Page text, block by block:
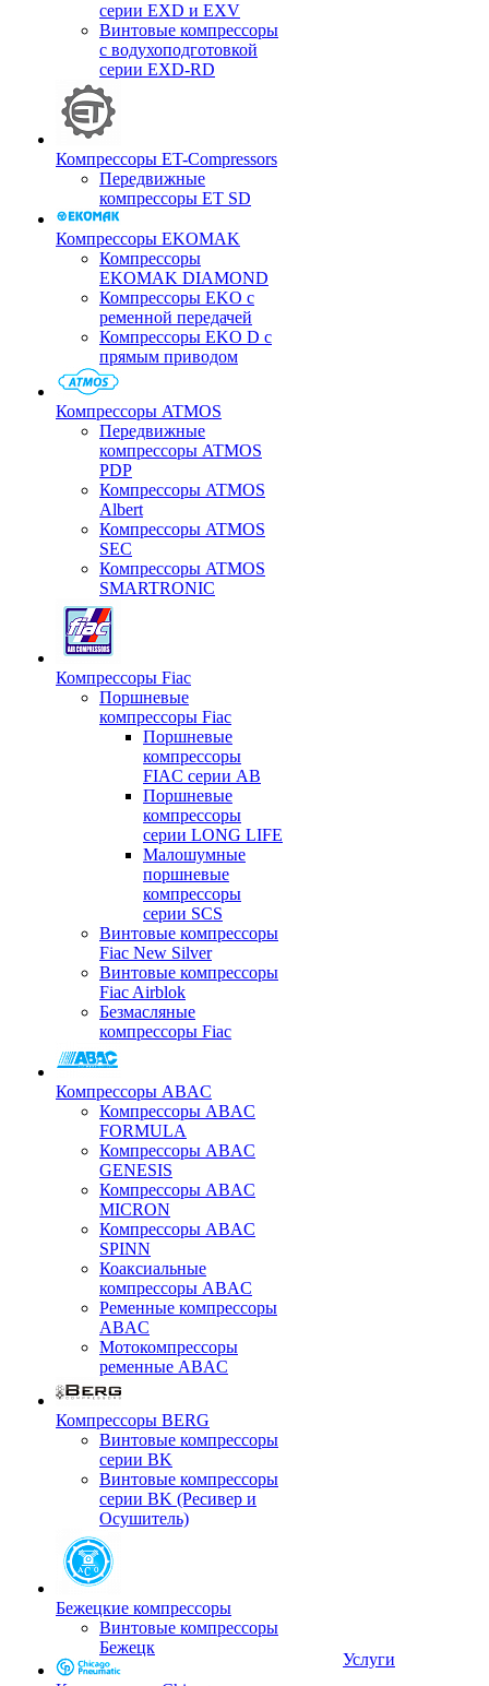
серии EXD и EXV
Винтовые компрессоры
с водухоподготовкой
серии EXD-RD
Компрессоры ET-Compressors
Передвижные
компрессоры ET SD
Компрессоры EKOMAK
Компрессоры
EKOMAK DIAMOND
Компрессоры EKO c
ременной передачей
Компрессоры EKO D с
прямым приводом
Компрессоры ATMOS
Передвижные
компрессоры ATMOS
PDP
Компрессоры ATMOS
Albert
Компрессоры ATMOS
SEC
Компрессоры ATMOS
SMARTRONIC
Компрессоры Fiac
Поршневые
компрессоры Fiac
Поршневые
компрессоры
FIAC серии AB
Поршневые
компрессоры
серии LONG LIFE
Малошумные
поршневые
компрессоры
серии SCS
Винтовые компрессоры
Fiac New Silver
Винтовые компрессоры
Fiac Airblok
Безмасляные
компрессоры Fiac
Компрессоры ABAC
Компрессоры ABAC
FORMULA
Компрессоры ABAC
GENESIS
Компрессоры ABAC
MICRON
Компрессоры ABAC
SPINN
Коаксиальные
компрессоры ABAC
Ременные компрессоры
ABAC
Мотокомпрессоры
ременные ABAC
Компрессоры BERG
Винтовые компрессоры
серии BK
Винтовые компрессоры
серии BK (Ресивер и
Осушитель)
Бежецкие компрессоры
Винтовые компрессоры
Бежецк
Услуги